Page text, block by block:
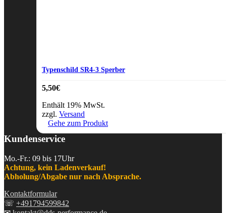
Typenschild SR4-3 Sperber
5,50€
Enthält 19% MwSt.
zzgl. Versand
Gehe zum Produkt
Kundenservice
Mo.-Fr.: 09 bis 17Uhr
Achtung, kein Ladenverkauf!
Abholung/Abgabe nur nach Absprache.
Kontaktformular
☏ +491794599842